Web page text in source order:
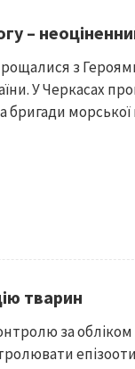
–
з
У Черкасах
бригади морської
тварин
за